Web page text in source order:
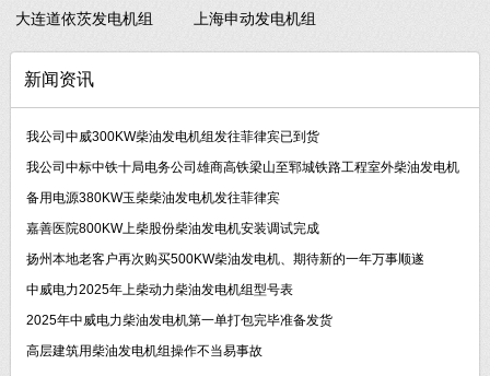
大连道依茨发电机组
上海申动发电机组
新闻资讯
我公司中威300KW柴油发电机组发往菲律宾已到货
我公司中标中铁十局电务公司雄商高铁梁山至郓城铁路工程室外柴油发电机
备用电源380KW玉柴柴油发电机发往菲律宾
嘉善医院800KW上柴股份柴油发电机安装调试完成
扬州本地老客户再次购买500KW柴油发电机、期待新的一年万事顺遂
中威电力2025年上柴动力柴油发电机组型号表
2025年中威电力柴油发电机第一单打包完毕准备发货
高层建筑用柴油发电机组操作不当易事故